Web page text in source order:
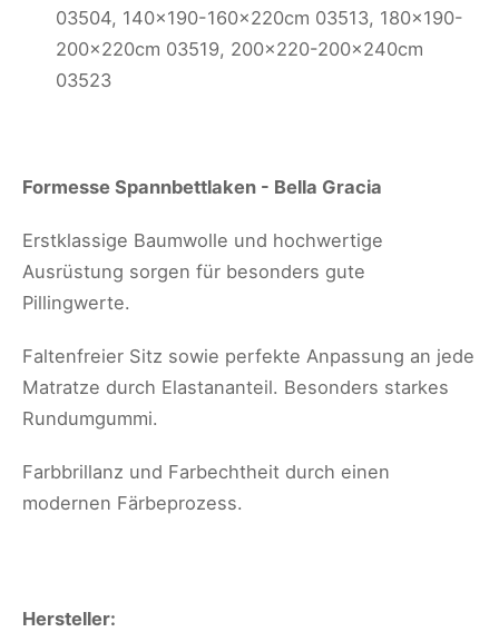
03504, 140x190-160x220cm 03513, 180x190-
200x220cm 03519, 200x220-200x240cm
03523
Formesse Spannbettlaken - Bella Gracia
Erstklassige Baumwolle und hochwertige
Ausrüstung sorgen für besonders gute
Pillingwerte.
Faltenfreier Sitz sowie perfekte Anpassung an jede
Matratze durch Elastananteil. Besonders starkes
Rundumgummi.
Farbbrillanz und Farbechtheit durch einen
modernen Färbeprozess.
Hersteller: